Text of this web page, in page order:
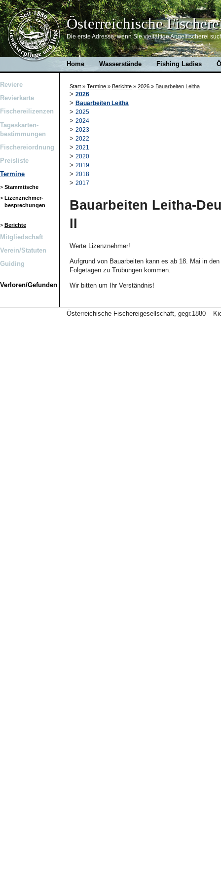
Österreichische
Die erste Adresse, wenn Sie vielfältige Angelfischerei
Home Wasserstände Fishing Ladies
Reviere
Revierkarte
Fischereilizenzen
Tageskarten-
bestimmungen
Fischereiordnung
Preisliste
Termine
> Stammtische
> Lizenznehmer-
besprechungen
> Berichte
Mitgliedschaft
Verein/Statuten
Guiding
Verloren/Gefunden
Start » Termine » Berichte » 2026 » Bauarbeiten Leitha
> 2026
> Bauarbeiten Leitha
> 2025
> 2024
> 2023
> 2022
> 2021
> 2020
> 2019
> 2018
> 2017
Bauarbeiten Leitha-
II
Werte Lizenznehmer!
Aufgrund von Bauarbeiten kann es ab 18. Mai in
Folgetagen zu Trübungen kommen.
Wir bitten um Ihr Verständnis!
Österreichische Fischereigesellschaft, gegr.1880 –